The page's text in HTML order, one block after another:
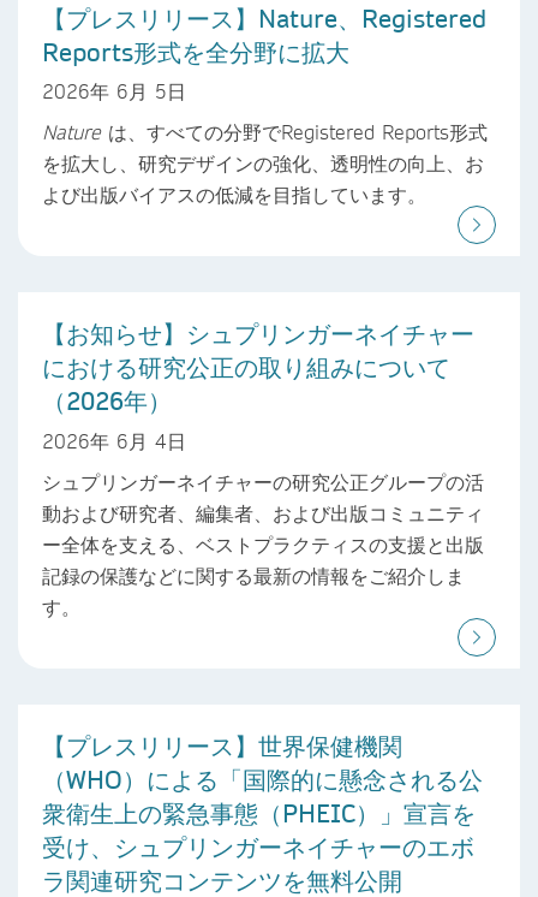
【プレスリリース】Nature、Registered
Reports形式を全分野に拡大
2026年 6月 5日
Natureは、すべての分野でRegistered Reports形式
を拡大し、研究デザインの強化、透明性の向上、お
よび出版バイアスの低減を目指しています。
【お知らせ】シュプリンガーネイチャー
における研究公正の取り組みについて
（2026年）
2026年 6月 4日
シュプリンガーネイチャーの研究公正グループの活
動および研究者、編集者、および出版コミュニティ
ー全体を支える、ベストプラクティスの支援と出版
記録の保護などに関する最新の情報をご紹介しま
す。
【プレスリリース】世界保健機関
（WHO）による「国際的に懸念される公
衆衛生上の緊急事態（PHEIC）」宣言を
受け、シュプリンガーネイチャーのエボ
ラ関連研究コンテンツを無料公開